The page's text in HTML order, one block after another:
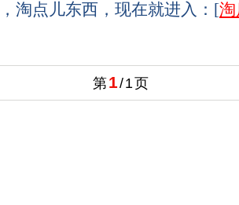
点儿东西，现在就进入：[淘
第1/1页